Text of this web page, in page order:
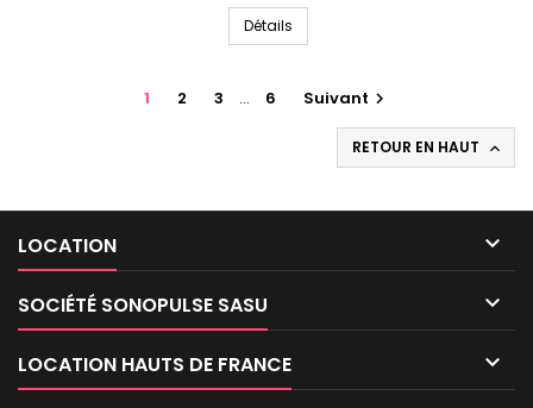
Détails
1 2 3 … 6 Suivant 
RETOUR EN HAUT 
LOCATION 
SOCIÉTÉ SONOPULSE SASU 
LOCATION HAUTS DE FRANCE 